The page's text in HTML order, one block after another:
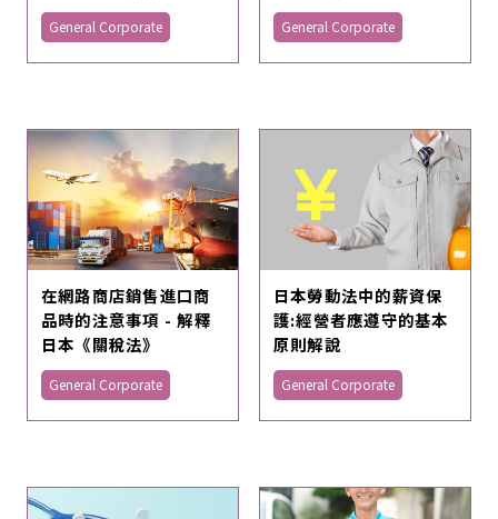
General Corporate General Corporate
在網路商店銷售進口商
品時的注意事項 - 解釋
日本《關稅法》
General Corporate
日本勞動法中的薪資保
護:經營者應遵守的基本
原則解說
General Corporate